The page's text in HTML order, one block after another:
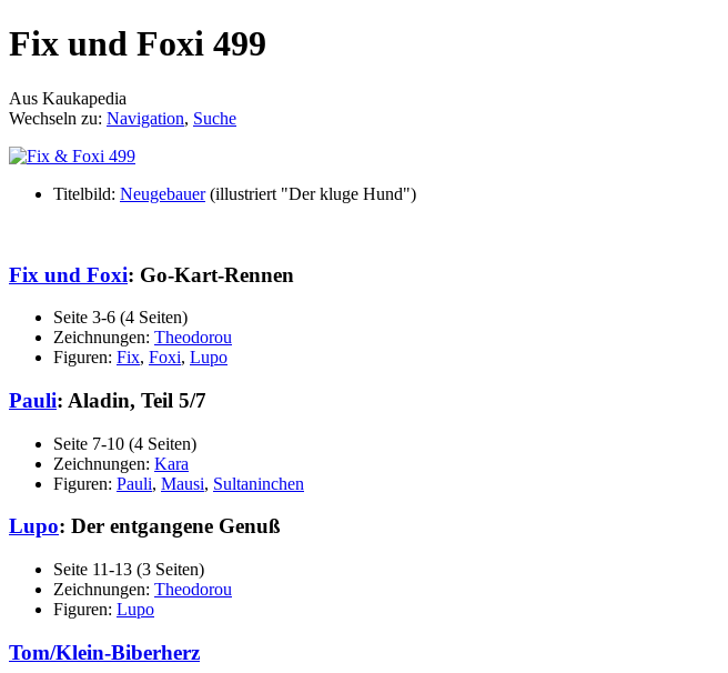
Fix und Foxi 499
Aus Kaukapedia
Wechseln zu: Navigation, Suche
Titelbild: Neugebauer(illustriert "Der kluge Hund")
Fix und Foxi: Go-Kart-Rennen
Seite 3-6 (4 Seiten)
Zeichnungen: Theodorou
Figuren: Fix, Foxi, Lupo
Pauli: Aladin, Teil 5/7
Seite 7-10 (4 Seiten)
Zeichnungen: Kara
Figuren: Pauli, Mausi, Sultaninchen
Lupo: Der entgangene Genuß
Seite 11-13 (3 Seiten)
Zeichnungen: Theodorou
Figuren: Lupo
Tom/Klein-Biberherz